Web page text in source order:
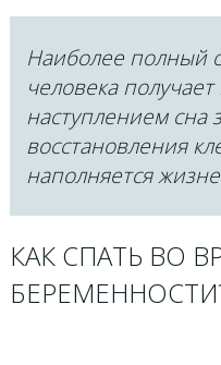
Наиболее полный
человека
наступлением сна
восстановления
наполняется
КАК СПАТЬ ВО